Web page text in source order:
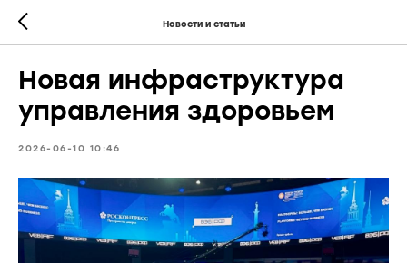
Новости и статьи
Новая инфраструктура
управления здоровьем
2026-06-10 10:46